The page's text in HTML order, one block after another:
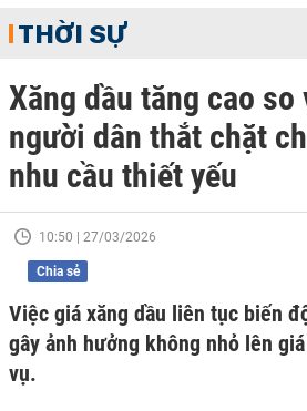
THỜI SỰ
Xăng dầu tăng cao so
người dân thắt chặt
nhu cầu thiết yếu
10:50 | 27/03/2026
Chia sẻ
Việc giá xăng dầu liên tục biến
gây ảnh hưởng không nhỏ lên
vụ.